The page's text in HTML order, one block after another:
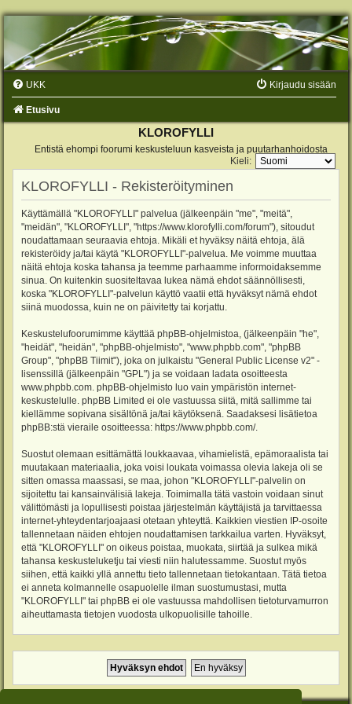
UKK Kirjaudu sisään
Etusivu
KLOROFYLLI
Entistä ehompi foorumi keskusteluun kasveista ja puutarhanhoidosta
Kieli:
KLOROFYLLI - Rekisteröityminen
Käyttämällä "KLOROFYLLI" palvelua (jälkeenpäin "me", "meitä",
"meidän", "KLOROFYLLI", "https://www.klorofylli.com/forum"), sitoudut
noudattamaan seuraavia ehtoja. Mikäli et hyväksy näitä ehtoja, älä
rekisteröidy ja/tai käytä "KLOROFYLLI"-palvelua. Me voimme muuttaa
näitä ehtoja koska tahansa ja teemme parhaamme informoidaksemme
sinua. On kuitenkin suositeltavaa lukea nämä ehdot säännöllisesti,
koska "KLOROFYLLI"-palvelun käyttö vaatii että hyväksyt nämä ehdot
siinä muodossa, kuin ne on päivitetty tai korjattu.
Keskustelufoorumimme käyttää phpBB-ohjelmistoa, (jälkeenpäin "he",
"heidät", "heidän", "phpBB-ohjelmisto", "www.phpbb.com", "phpBB
Group", "phpBB Tiimit"), joka on julkaistu "General Public License v2" -
lisenssillä (jälkeenpäin "GPL") ja se voidaan ladata osoitteesta
www.phpbb.com . phpBB-ohjelmisto luo vain ympäristön internet-
keskustelulle. phpBB Limited ei ole vastuussa siitä, mitä sallimme tai
kiellämme sopivana sisältönä ja/tai käytöksenä. Saadaksesi lisätietoa
phpBB:stä vieraile osoitteessa: https://www.phpbb.com/.
Suostut olemaan esittämättä loukkaavaa, vihamielistä, epämoraalista tai
muutakaan materiaalia, joka voisi loukata voimassa olevia lakeja oli se
sitten omassa maassasi, se maa, johon "KLOROFYLLI"-palvelin on
sijoitettu tai kansainvälisiä lakeja. Toimimalla tätä vastoin voidaan sinut
välittömästi ja lopullisesti poistaa järjestelmän käyttäjistä ja tarvittaessa
internet-yhteydentarjoajaasi otetaan yhteyttä. Kaikkien viestien IP-osoite
tallennetaan näiden ehtojen noudattamisen tarkkailua varten. Hyväksyt,
että "KLOROFYLLI" on oikeus poistaa, muokata, siirtää ja sulkea mikä
tahansa keskusteluketju tai viesti niin halutessamme. Suostut myös
siihen, että kaikki yllä annettu tieto tallennetaan tietokantaan. Tätä tietoa
ei anneta kolmannelle osapuolelle ilman suostumustasi, mutta
"KLOROFYLLI" tai phpBB ei ole vastuussa mahdollisen tietoturvamurron
aiheuttamasta tietojen vuodosta ulkopuolisille tahoille.